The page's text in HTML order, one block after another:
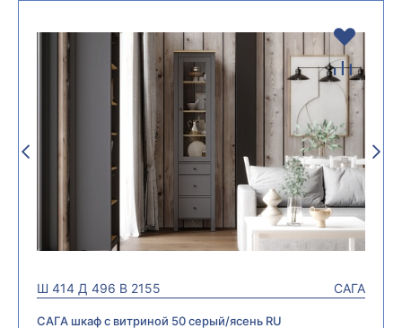
Ш 414 Д 496 В 2155 САГА
САГА шкаф с витриной 50 серый/ясень RU